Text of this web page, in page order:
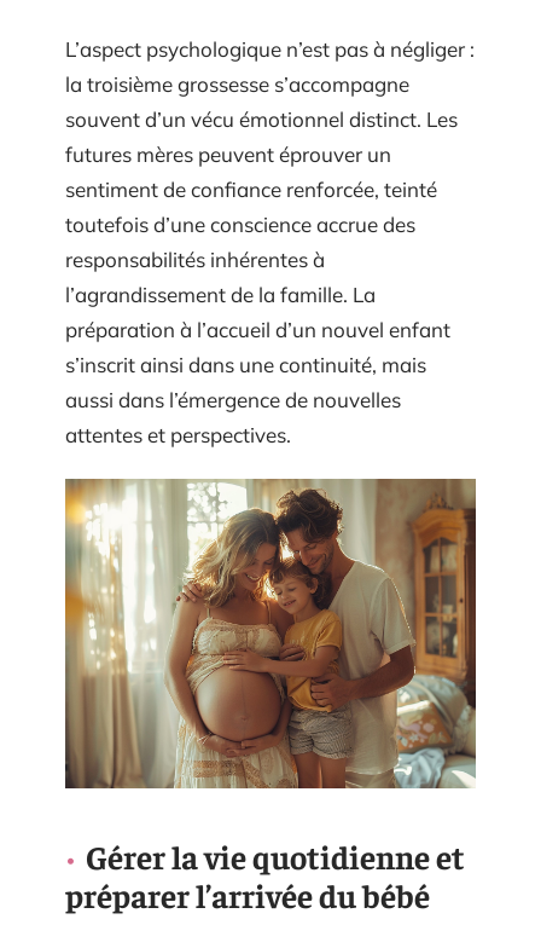
L’aspect psychologique n’est pas à négliger :
la troisième grossesse s’accompagne
souvent d’un vécu émotionnel distinct. Les
futures mères peuvent éprouver un
sentiment de confiance renforcée, teinté
toutefois d’une conscience accrue des
responsabilités inhérentes à
l’agrandissement de la famille. La
préparation à l’accueil d’un nouvel enfant
s’inscrit ainsi dans une continuité, mais
aussi dans l’émergence de nouvelles
attentes et perspectives.
Gérer la vie quotidienne et
préparer l’arrivée du bébé